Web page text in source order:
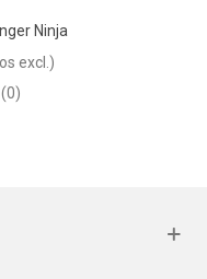
Ninja
excl.)
(0)